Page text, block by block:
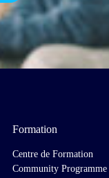
Formation
Centre de Formation
Community Programme